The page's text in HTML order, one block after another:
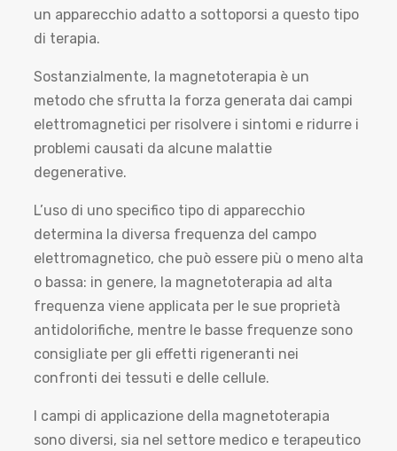
un apparecchio adatto a sottoporsi a questo tipo
di terapia.
Sostanzialmente, la magnetoterapia è un
metodo che sfrutta la forza generata dai campi
elettromagnetici per risolvere i sintomi e ridurre i
problemi causati da alcune malattie
degenerative.
L’uso di uno specifico tipo di apparecchio
determina la diversa frequenza del campo
elettromagnetico, che può essere più o meno alta
o bassa: in genere, la magnetoterapia ad alta
frequenza viene applicata per le sue proprietà
antidolorifiche, mentre le basse frequenze sono
consigliate per gli effetti rigeneranti nei
confronti dei tessuti e delle cellule.
I campi di applicazione della magnetoterapia
sono diversi, sia nel settore medico e terapeutico